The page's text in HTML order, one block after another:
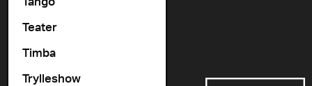
Teater
Timba
Trylleshow
Gå til vår spilleliste
Støttet av